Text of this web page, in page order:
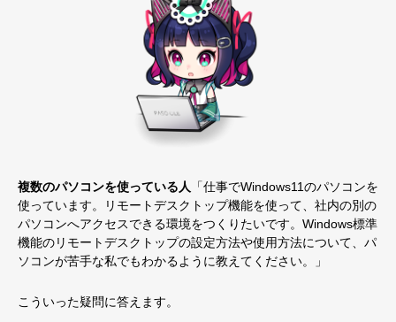
複数のパソコンを使っている人 「仕事でWindows11のパソコンを
使っています。リモートデスクトップ機能を使って、社内の別の
パソコンへアクセスできる環境をつくりたいです。Windows標準
機能のリモートデスクトップの設定方法や使用方法について、パ
ソコンが苦手な私でもわかるように教えてください。」
こういった疑問に答えます。